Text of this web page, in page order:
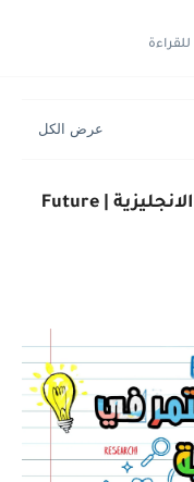
المستقبل المستمر في اللغة الانجليزية | Future